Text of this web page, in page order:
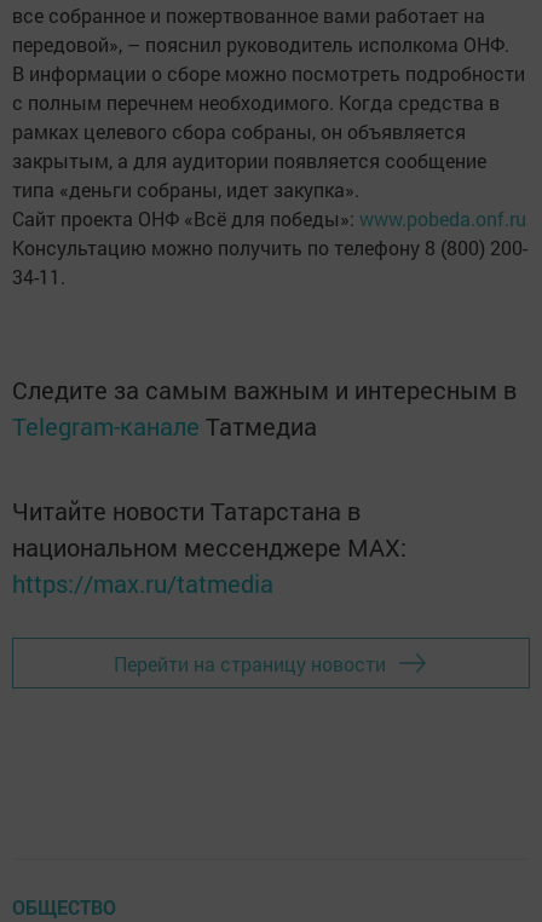
все собранное и пожертвованное вами работает на
передовой», – пояснил руководитель исполкома ОНФ.
В информации о сборе можно посмотреть подробности
с полным перечнем необходимого. Когда средства в
рамках целевого сбора собраны, он объявляется
закрытым, а для аудитории появляется сообщение
типа «деньги собраны, идет закупка».
Сайт проекта ОНФ «Всё для победы»: www.pobeda.onf.ru
Консультацию можно получить по телефону 8 (800) 200-
34-11.
Следите за самым важным и интересным в
Telegram-канале Татмедиа
Читайте новости Татарстана в
национальном мессенджере MАХ:
https://max.ru/tatmedia
Перейти на страницу новости
ОБЩЕСТВО